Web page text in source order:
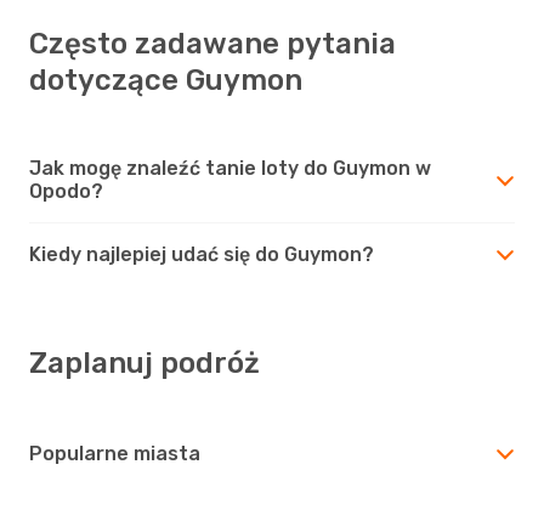
Często zadawane pytania
dotyczące Guymon
Jak mogę znaleźć tanie loty do Guymon w
Opodo?
Kiedy najlepiej udać się do Guymon?
Zaplanuj podróż
Popularne miasta